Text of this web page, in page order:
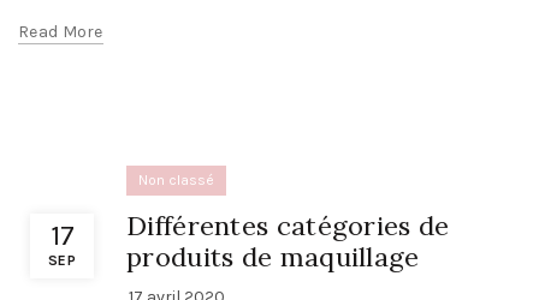
Read More
17
SEP
Non classé
Différentes catégories de
produits de maquillage